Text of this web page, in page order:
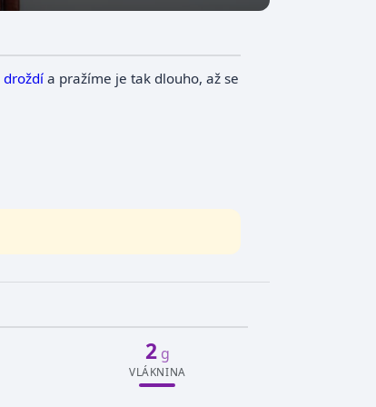
droždía pražíme je tak dlouho, až se
2g
VLÁKNINA